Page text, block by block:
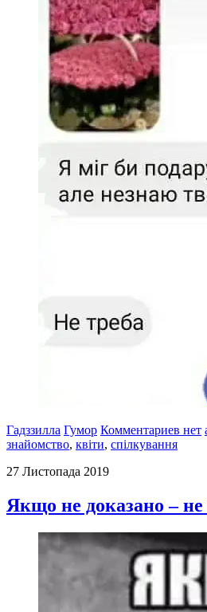
Гадззилла Гумор Комментариев нет
знайомство, квіти, спілкування
27 Листопада 2019
Якщо не доказано – не